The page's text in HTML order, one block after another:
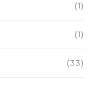
(1)
(1)
(33)